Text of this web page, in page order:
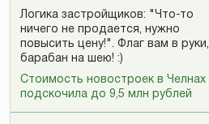
Логика застройщиков: "Что-то
ничего не продается, нужно
повысить цену!". Флаг вам в руки,
барабан на шею! :)
Стоимость новостроек в Челнах
подскочила до 9,5 млн рублей